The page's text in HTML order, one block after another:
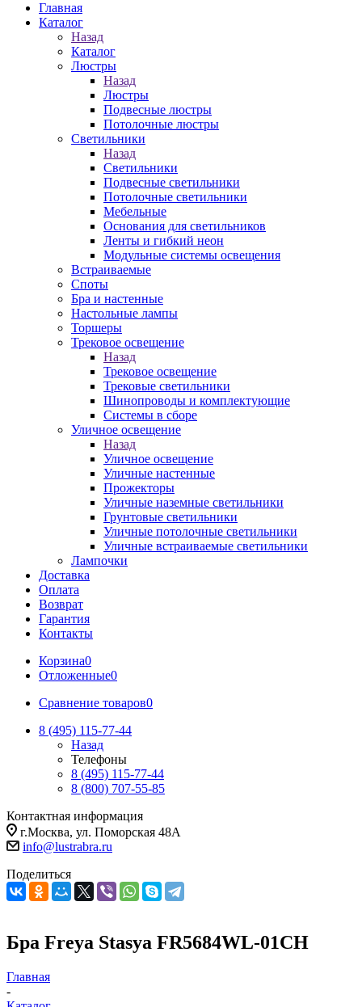
Главная
Каталог
Назад
Каталог
Люстры
Назад
Люстры
Подвесные люстры
Потолочные люстры
Светильники
Назад
Светильники
Подвесные светильники
Потолочные светильники
Мебельные
Основания для светильников
Ленты и гибкий неон
Модульные системы освещения
Встраиваемые
Споты
Бра и настенные
Настольные лампы
Торшеры
Трековое освещение
Назад
Трековое освещение
Трековые светильники
Шинопроводы и комплектующие
Системы в сборе
Уличное освещение
Назад
Уличное освещение
Уличные настенные
Прожекторы
Уличные наземные светильники
Грунтовые светильники
Уличные потолочные светильники
Уличные встраиваемые светильники
Лампочки
Доставка
Оплата
Возврат
Гарантия
Контакты
Корзина0
Отложенные0
Сравнение товаров0
8 (495) 115-77-44
Назад
Телефоны
8 (495) 115-77-44
8 (800) 707-55-85
Контактная информация
г.Москва, ул. Поморская 48А
info@lustrabra.ru
Поделиться
Бра Freya Stasya FR5684WL-01CH
Главная
-